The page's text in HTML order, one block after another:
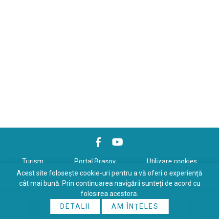
Turism Portal Braşov Utilizare cookies
Politică de confidenţialitate
Copyrights © 2026 All Rights Reserved. Powered by
Online
Acest site folosește cookie-uri pentru a vă oferi o experiență
cât mai bună. Prin continuarea navigării sunteți de acord cu
folosirea acestora.
DETALII
AM ÎNȚELES